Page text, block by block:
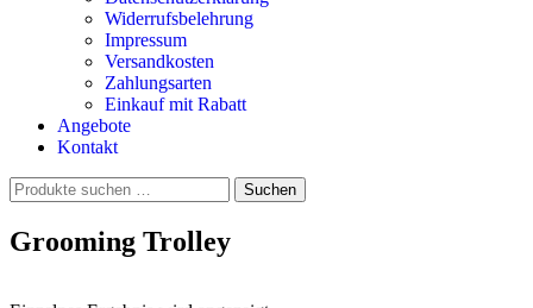
Widerrufsbelehrung
Impressum
Versandkosten
Zahlungsarten
Einkauf mit Rabatt
Angebote
Kontakt
Suchen
nach:
Suchen
Grooming Trolley